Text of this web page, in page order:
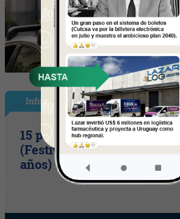
InfoShow
15 primaveras tienes que
(Festival Música de la
años)